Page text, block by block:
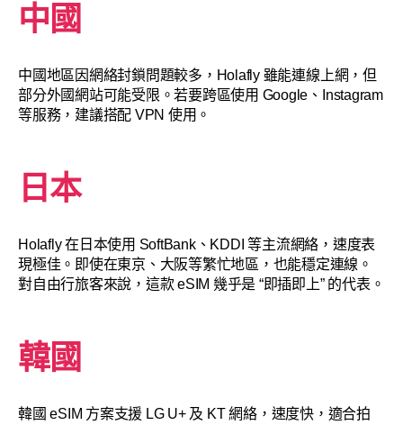
中國
中國地區因網絡封鎖問題較多，Holafly 雖能連線上網，但
部分外國網站可能受限。若要跨區使用 Google、Instagram
等服務，建議搭配 VPN 使用。
日本
Holafly 在日本使用 SoftBank、KDDI 等主流網絡，速度表
現極佳。即使在東京、大阪等繁忙地區，也能穩定連線。
對自由行旅客來說，這款 eSIM 幾乎是 “即插即上” 的代表。
韓國
韓國 eSIM 方案支援 LG U+ 及 KT 網絡，速度快，適合拍